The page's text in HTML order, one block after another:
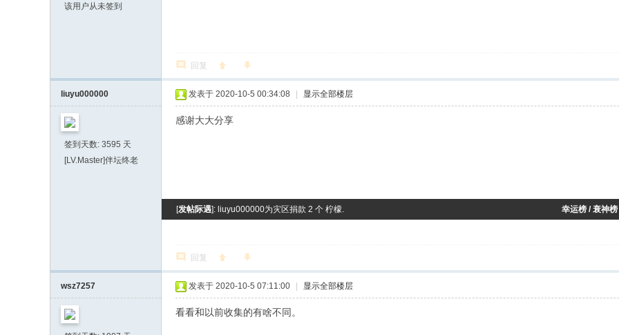
该用户从未签到
回复
liuyu000000
签到天数: 3595 天
[LV.Master]伴坛终老
发表于 2020-10-5 00:34:08 显示全部楼层
感谢大大分享
[发帖际遇]: liuyu000000为灾区捐款 2 个 柠檬. 幸运榜 / 衰神榜
回复
wsz7257 发表于 2020-10-5 07:11:00 显示全部楼层
看看和以前收集的有啥不同。